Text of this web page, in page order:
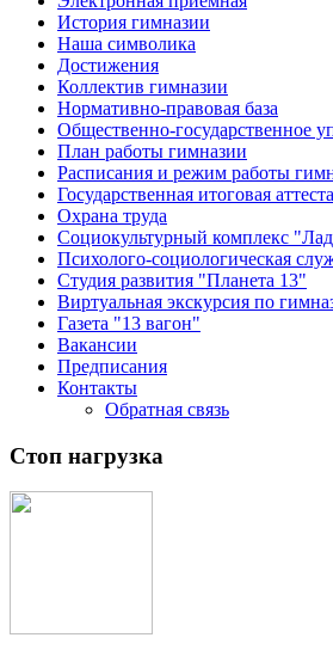
История гимназии
Наша символика
Достижения
Коллектив гимназии
Нормативно-правовая база
Общественно-государственное
План работы гимназии
Расписания и режим работы
Государственная итоговая
Охрана труда
Социокультурный комплекс
Психолого-социологическая
Студия развития "Планета 13"
Виртуальная экскурсия по
Газета "13 вагон"
Вакансии
Предписания
Контакты
Обратная связь
Стоп нагрузка